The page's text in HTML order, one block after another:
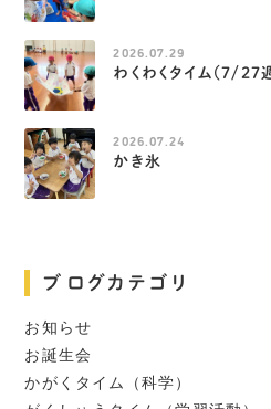
2026.07.29
わくわくタイム（7/27
2026.07.24
かき氷
ブログカテゴリ
お知らせ
お誕生会
かがくタイム（科学）